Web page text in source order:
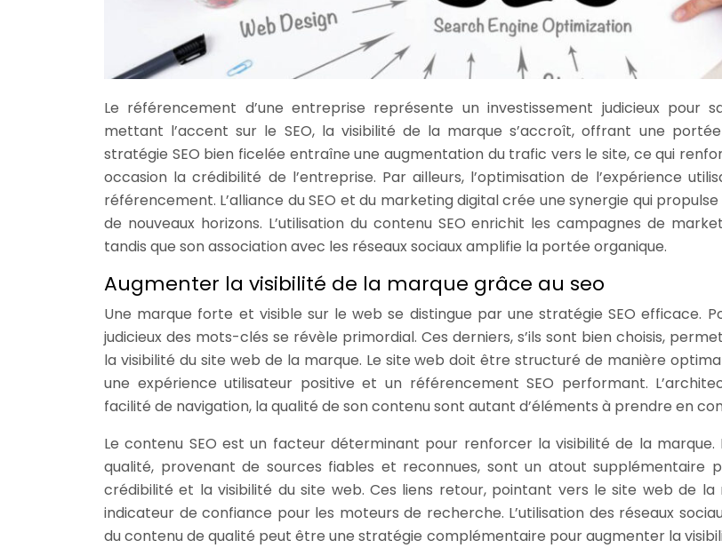
Le référencement d’une entreprise représente un investissement judicieux pour
mettant l’accent sur le SEO, la visibilité de la marque s’accroît, offrant une
stratégie SEO bien ficelée entraîne une augmentation du trafic vers le site, ce qui
occasion la crédibilité de l’entreprise. Par ailleurs, l’optimisation de l’expérience
référencement. L’alliance du SEO et du marketing digital crée une synergie qui
de nouveaux horizons. L’utilisation du contenu SEO enrichit les campagnes de
tandis que son association avec les réseaux sociaux amplifie la portée organique.
Augmenter la visibilité de la marque grâce au seo
Une marque forte et visible sur le web se distingue par une stratégie SEO efficace.
judicieux des mots-clés se révèle primordial. Ces derniers, s’ils sont bien choisis,
la visibilité du site web de la marque. Le site web doit être structuré de manière
une expérience utilisateur positive et un référencement SEO performant.
facilité de navigation, la qualité de son contenu sont autant d’éléments à prendre en
Le contenu SEO est un facteur déterminant pour renforcer la visibilité de la marque.
qualité, provenant de sources fiables et reconnues, sont un atout supplémentaire
crédibilité et la visibilité du site web. Ces liens retour, pointant vers le site web de la
indicateur de confiance pour les moteurs de recherche. L’utilisation des réseaux
du contenu de qualité peut être une stratégie complémentaire pour augmenter la